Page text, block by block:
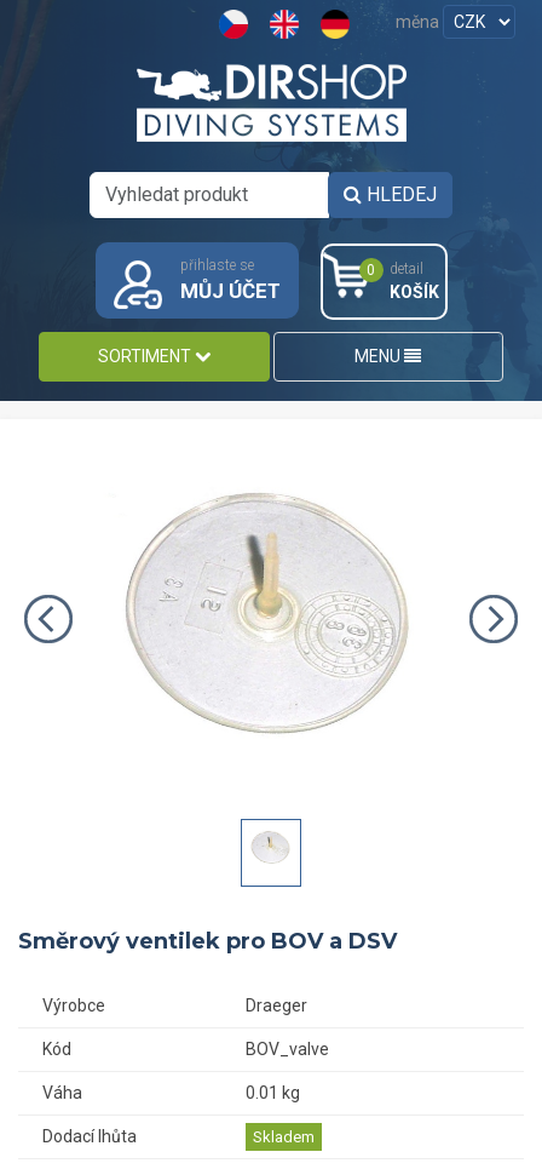
měna
HLEDEJ
přihlaste se
MŮJ ÚČET
0 detail
KOŠÍK
SORTIMENT MENU
Směrový ventilek pro BOV a DSV
Výrobce Draeger
Kód BOV_valve
Váha 0.01 kg
Dodací lhůta Skladem